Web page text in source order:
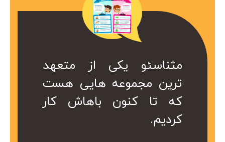
مثناسئو یک
برای ما
هست که
مثناسئو یکی از متعهد
ترین مجموعه هایی هست
که تا کنون باهاش کار
کردیم.
مجموعه در
هست.
کمتر از یک
ارزشمند
کا سال ها
از خدمات
استفاده
از متعهد
هایی هست
باهاش کار